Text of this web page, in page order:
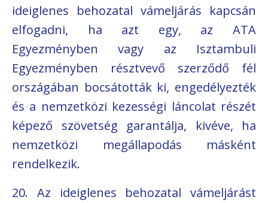
ideiglenes behozatal vámeljárás kapcsán
elfogadni, ha azt egy, az ATA
Egyezményben vagy az Isztambuli
Egyezményben résztvevő szerződő fél
országában bocsátották ki, engedélyezték
és a nemzetközi kezességi láncolat részét
képező szövetség garantálja, kivéve, ha
nemzetközi megállapodás másként
rendelkezik.
20. Az ideiglenes behozatal vámeljárást